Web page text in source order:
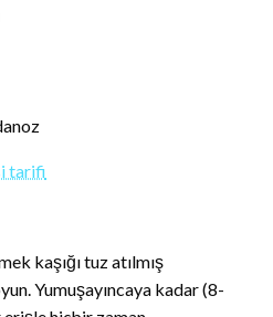
kaşığı tuz atılmış
Yumuşayıncaya kadar (8-